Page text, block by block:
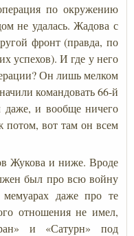
по окружению
не удалась. Жадова с
фронт (правда, по
успехов). И где у него
Он лишь мелком
командовать 66-й
и вообще ничего
потом, вот там он всем
Жукова и ниже. Вроде
был про всю войну
даже про те
отношения не имел,
и «Сатурн» под